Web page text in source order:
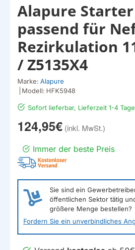
EIGENMARKE
Sofort lieferbar, Lieferzeit 1-4
Alapure
passend für
Rezirkulation
/ Z5135X4
Marke: Alapure
Modell: HFK5948
124,95€
Immer der beste Preis
Sie sind ein
öffentlichen Sektor tätig
größere Menge bestellen?
Fordern Sie ein unverbindliches